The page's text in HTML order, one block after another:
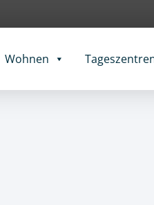
Wohnen